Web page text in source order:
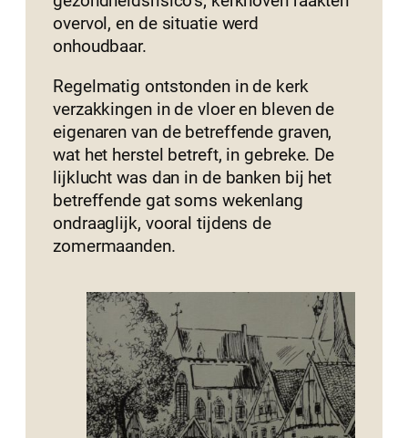
overvol, en de situatie werd
onhoudbaar.
Regelmatig ontstonden in de kerk
verzakkingen in de vloer en bleven de
eigenaren van de betreffende graven,
wat het herstel betreft, in gebreke. De
lijklucht was dan in de banken bij het
betreffende gat soms wekenlang
ondraaglijk, vooral tijdens de
zomermaanden.